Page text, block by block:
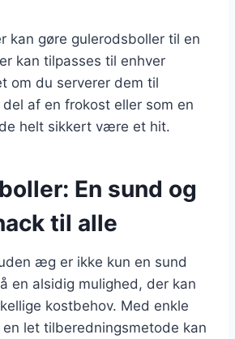
kan gøre gulerodsboller til en
kan tilpasses til enhver
om du serverer dem til
af en frokost eller som en
helt sikkert være et hit.
En sund og
til alle
æg er ikke kun en sund
en alsidig mulighed, der kan
kostbehov. Med enkle
let tilberedningsmetode kan